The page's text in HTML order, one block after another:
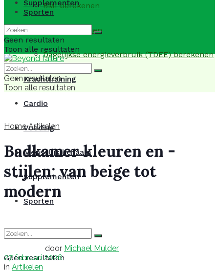
BMI berekenen
BMR berekenen
Dagelijkse energieverbruik (TDEE) berekenen
Krachttraining
Cardio
Voeding
Menselijk lichaam
Supplementen
Sporten
Geen resultaten
Supplementen
Sporten
Geen resultaten
Toon alle resultaten
Geen resultaten
Toon alle resultaten
Home Artikelen
Badkamer kleuren en -
stijlen: van beige tot
modern
door Michael Mulder
27 februari 2026
in Artikelen